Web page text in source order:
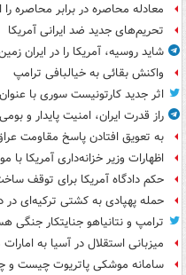
معادله محاصره در برابر محاصره
تحریم‌های جدید ضد ایرانی آمریکا
شاید روسیه، آمریکا را در ایران
واکنش بقائی به خیالبافی ترامپ
اثر جدید کارتونیست سوری با
راز قدرت ایران، امنیت پایدار و
به تعویق افتادن پاسخ مقاومت
اظهارات وزیر خزانه‌داری آمریکا
حکم دادگاه آمریکا برای توقف
حمله پهپادی به کشتی ترکیه‌ای در
ترامپ و نتانیاهو جنایتکار جنگی
میزبانی استقلال در آسیا به
سامانه موشکی پاتریوت چیست و